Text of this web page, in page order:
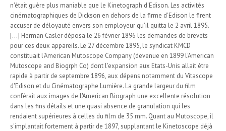
n'était guère plus maniable que le Kinetograph d'Edison. Les activités
cinématographiques de Dickson en dehors de la firme d'Edison le firent
accuser de déloyauté envers son employeur qu'il quitta le 2 avril 1895.
[...] Herman Casler déposa le 26 février 1896 les demandes de brevets
pour ces deux appareils. Le 27 décembre 1895, le syndicat KMCD
constituait l'American Mutoscope Company (devenue en 1899 l'American
Mutoscope and Biogrph Co) dont l'expansion aux Etats-Unis allait être
rapide à partir de septembre 1896, aux dépens notamment du Vitascope
d'Edison et du Cinématographe Lumière. La grande largeur du film
conférait aux images de l'American Biograph une excellente résolution
dans les fins détails et une quasi absence de granulation qui les
rendaient supérieures à celles du film de 35 mm. Quant au Mutoscope, il
s'implantait fortement à partir de 1897, supplantant le Kinetoscope déjà